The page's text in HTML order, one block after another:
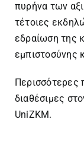
πυρήνα των
τέτοιες
εδραίωση της
εμπιστοσύνης
Περισσότερες
διαθέσιμες
UniZKM.